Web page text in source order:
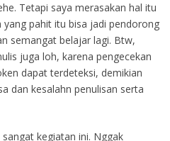
Tetapi saya merasakan hal itu
yang pahit itu bisa jadi pendorong
semangat belajar lagi. Btw,
juga loh, karena pengecekan
dapat terdeteksi, demikian
dan kesalahn penulisan serta
kegiatan ini. Nggak